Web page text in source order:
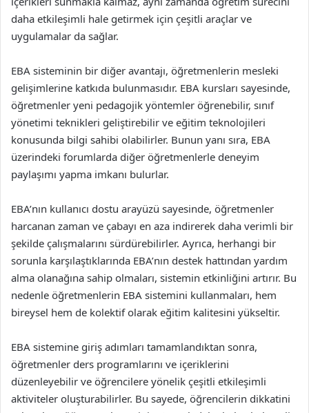
daha etkileşimli hale getirmek için çeşitli araçlar ve
uygulamalar da sağlar.
EBA sisteminin bir diğer avantajı, öğretmenlerin mesleki
gelişimlerine katkıda bulunmasıdır. EBA kursları sayesinde,
öğretmenler yeni pedagojik yöntemler öğrenebilir, sınıf
yönetimi teknikleri geliştirebilir ve eğitim teknolojileri
konusunda bilgi sahibi olabilirler. Bunun yanı sıra, EBA
üzerindeki forumlarda diğer öğretmenlerle deneyim
paylaşımı yapma imkanı bulurlar.
EBA’nın kullanıcı dostu arayüzü sayesinde, öğretmenler
harcanan zaman ve çabayı en aza indirerek daha verimli bir
şekilde çalışmalarını sürdürebilirler. Ayrıca, herhangi bir
sorunla karşılaştıklarında EBA’nın destek hattından yardım
alma olanağına sahip olmaları, sistemin etkinliğini artırır. Bu
nedenle öğretmenlerin EBA sistemini kullanmaları, hem
bireysel hem de kolektif olarak eğitim kalitesini yükseltir.
EBA sistemine giriş adımları tamamlandıktan sonra,
öğretmenler ders programlarını ve içeriklerini
düzenleyebilir ve öğrencilere yönelik çeşitli etkileşimli
aktiviteler oluşturabilirler. Bu sayede, öğrencilerin dikkatini